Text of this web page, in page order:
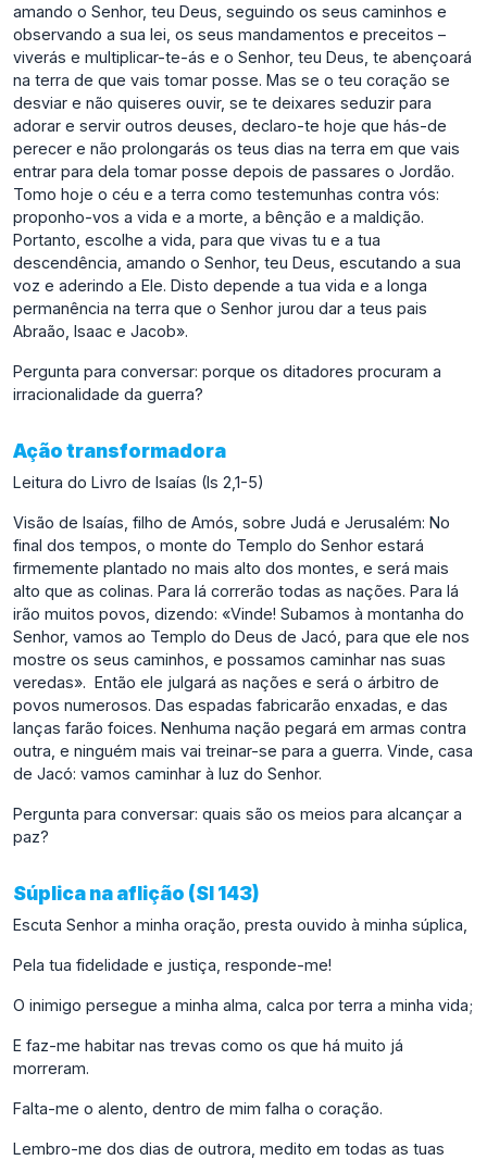
amando o Senhor, teu Deus, seguindo os seus caminhos e
observando a sua lei, os seus mandamentos e preceitos –
viverás e multiplicar-te-ás e o Senhor, teu Deus, te abençoará
na terra de que vais tomar posse. Mas se o teu coração se
desviar e não quiseres ouvir, se te deixares seduzir para
adorar e servir outros deuses, declaro-te hoje que hás-de
perecer e não prolongarás os teus dias na terra em que vais
entrar para dela tomar posse depois de passares o Jordão.
Tomo hoje o céu e a terra como testemunhas contra vós:
proponho-vos a vida e a morte, a bênção e a maldição.
Portanto, escolhe a vida, para que vivas tu e a tua
descendência, amando o Senhor, teu Deus, escutando a sua
voz e aderindo a Ele. Disto depende a tua vida e a longa
permanência na terra que o Senhor jurou dar a teus pais
Abraão, Isaac e Jacob».
Pergunta para conversar: porque os ditadores procuram a
irracionalidade da guerra?
Ação transformadora
Leitura do Livro de Isaías (Is 2,1-5)
Visão de Isaías, filho de Amós, sobre Judá e Jerusalém: No
final dos tempos, o monte do Templo do Senhor estará
firmemente plantado no mais alto dos montes, e será mais
alto que as colinas. Para lá correrão todas as nações. Para lá
irão muitos povos, dizendo: «Vinde! Subamos à montanha do
Senhor, vamos ao Templo do Deus de Jacó, para que ele nos
mostre os seus caminhos, e possamos caminhar nas suas
veredas». Então ele julgará as nações e será o árbitro de
povos numerosos. Das espadas fabricarão enxadas, e das
lanças farão foices. Nenhuma nação pegará em armas contra
outra, e ninguém mais vai treinar-se para a guerra. Vinde, casa
de Jacó: vamos caminhar à luz do Senhor.
Pergunta para conversar: quais são os meios para alcançar a
paz?
Súplica na aflição (Sl 143)
Escuta Senhor a minha oração, presta ouvido à minha súplica,
Pela tua fidelidade e justiça, responde-me!
O inimigo persegue a minha alma, calca por terra a minha vida;
E faz-me habitar nas trevas como os que há muito já
morreram.
Falta-me o alento, dentro de mim falha o coração.
Lembro-me dos dias de outrora, medito em todas as tuas